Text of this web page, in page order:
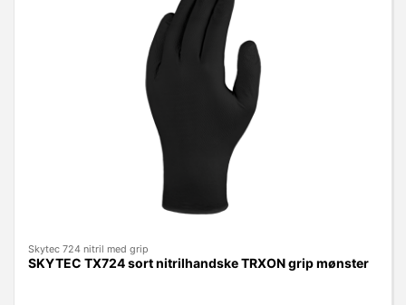
Skytec 724 nitril med grip
SKYTEC TX724 sort nitrilhandske TRXON grip mønster